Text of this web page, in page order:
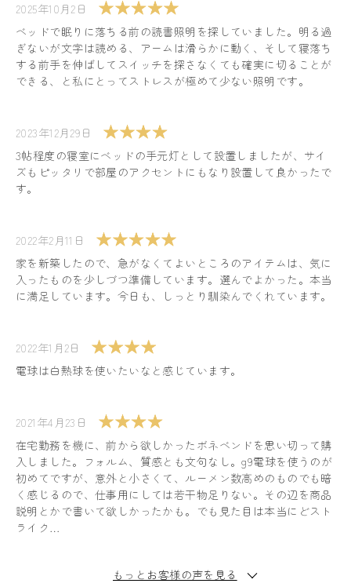
2025年10月2日
ベッドで眠りに落ちる前の読書照明を探していました。明る過
ぎないが文字は読める、アームは滑らかに動く、そして寝落ち
する前手を伸ばしてスイッチを探さなくても確実に切ることが
できる、と私にとってストレスが極めて少ない照明です。
2023年12月29日
3帖程度の寝室にベッドの手元灯として設置しましたが、サイ
ズもピッタリで部屋のアクセントにもなり設置して良かったで
す。
2022年2月11日
家を新築したので、急がなくてよいところのアイテムは、気に
入ったものを少しづつ準備しています。選んでよかった。本当
に満足しています。今日も、しっとり馴染んでくれています。
2022年1月2日
電球は白熱球を使いたいなと感じています。
2021年4月23日
在宅勤務を機に、前から欲しかったボネベンドを思い切って購
入しました。フォルム、質感とも文句なし。g9電球を使うのが
初めてですが、意外と小さくて、ルーメン数高めのものでも暗
く感じるので、仕事用にしては若干物足りない。その辺を商品
説明とかで書いて欲しかったかも。でも見た目は本当にどスト
ライク…